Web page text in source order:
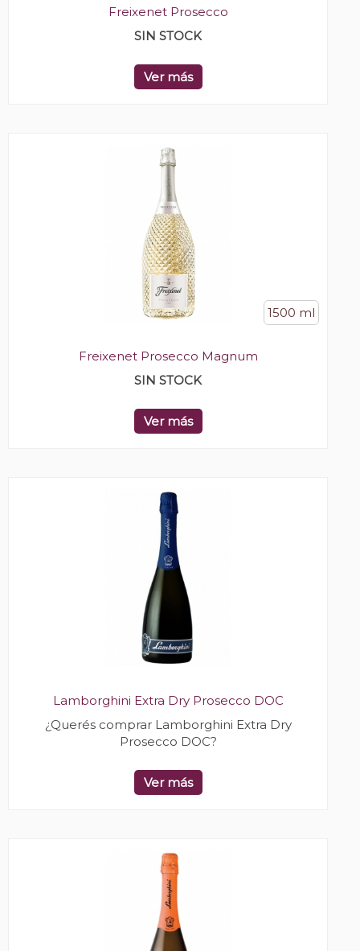
Freixenet Prosecco
SIN STOCK
Ver más
1500 ml
Freixenet Prosecco Magnum
SIN STOCK
Ver más
Lamborghini Extra Dry Prosecco DOC
¿Querés comprar Lamborghini Extra Dry
Prosecco DOC?
Ver más